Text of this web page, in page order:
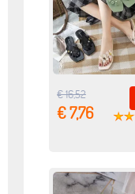
€ 16,52
€ 7,76